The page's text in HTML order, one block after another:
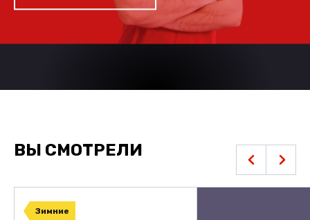
ВЫ СМОТРЕЛИ
Зимние